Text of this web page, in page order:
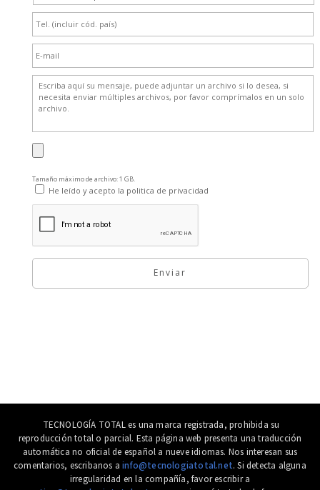
Tamaño máximo de archivo: 1 GB.
He leído y acepto la politica de privacidad
TECNOLOGÍA TOTALes una marca registrada, prohibida su
reproducción total o parcial. Esta página web presenta una traducción
automática no oficial de español a nueve idiomas. Nos interesan sus
comentarios, escribanos ainfo@tecnologiatotal.net. Si detecta alguna
irregularidad en la compañía, favor escribir a